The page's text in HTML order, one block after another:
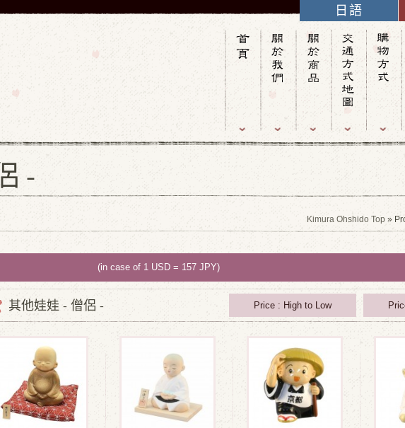
日語
-
Kimura Ohshido Top »
(in case of 1 USD = 157 JPY)
其他娃娃 - 僧侶 - Price : High to Low